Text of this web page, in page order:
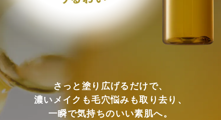
さっと塗り広げるだけで、
濃いメイクも毛穴悩みも取り去り、
一瞬で気持ちのいい素肌へ。